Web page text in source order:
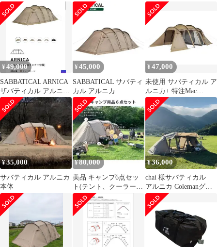
ト、インナーマット付)
¥49,000
SABBATICAL ARNICA
ザバティカル アルニカ
4人用テント
¥ 45,000
SABBATICAL サバティ
カル アルニカ
¥47,000
未使用 サバティカル ア
ルニカ+ 特注Mac
Outdoor グランドシー
ト
¥35,000
サバティカル アルニカ
本体
¥80,000
美品 キャンプ6点セッ
ト(テント、クーラーボ
ックス、チェア等)
¥36,000
chai 様サバティカル
アルニカ Colemanグラ
ンドシート、インナー
マット